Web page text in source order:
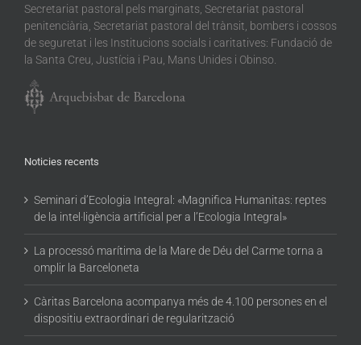
Secretariat pastoral pels marginats, Secretariat pastoral
penitenciària, Secretariat pastoral del trànsit, bombers i cossos
de seguretat i les Institucions socials i caritatives: Fundació de
la Santa Creu, Justícia i Pau, Mans Unides i Obinso.
Noticies recents
Seminari d’Ecologia Integral: «Magnifica Humanitas: reptes
de la intel·ligència artificial per a l’Ecologia Integral»
La processó marítima de la Mare de Déu del Carme torna a
omplir la Barceloneta
Càritas Barcelona acompanya més de 4.100 persones en el
dispositiu extraordinari de regularització